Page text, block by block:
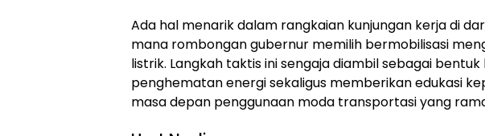
Ada hal menarik dalam rangkaian kunjungan kerja di
mana rombongan gubernur memilih bermobilisasi
listrik. Langkah taktis ini sengaja diambil sebagai
penghematan energi sekaligus memberikan edukasi
masa depan penggunaan moda transportasi yang